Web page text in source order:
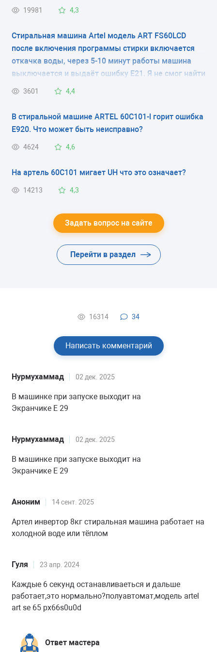
TE60 purple
19981 4,3
Стиральная машина Artel модель ART FS60LCD
после включения программы стирки включается
откачка воды, через 5-10 минут работы машина
выключается и выдаёт ошибку E21. Я не смог найти
каталог ошибок на эту технику. Буду вам очень
ошибок на технику Artel на вашем сайте.
3601 4,4
В стиральной машине ARTEL 60C101-l горит ошибка
E920. Что может быть неисправно?
4624 4,6
На артель 60С101 мигает UH что это означает?
14213 4,3
Задать вопрос на сайте
Перейти в раздел
16314 34
Написать комментарий
Нурмухаммад 02 дек. 2025
В машинке при запуске выходит на
Экранчике E 29
Нурмухаммад 02 дек. 2025
В машинке при запуске выходит на
Экранчике E 29
Аноним 14 сент. 2025
Артел инвертор 8кг стиральная машина работает на
холодной воде или тёплом
Гуля 23 апр. 2024
Каждые 6 секунд останавливаеться и дальше
работает,это нормально?полуавтомат,модель artel
art se 65 px66s0u0d
Ответ мастера